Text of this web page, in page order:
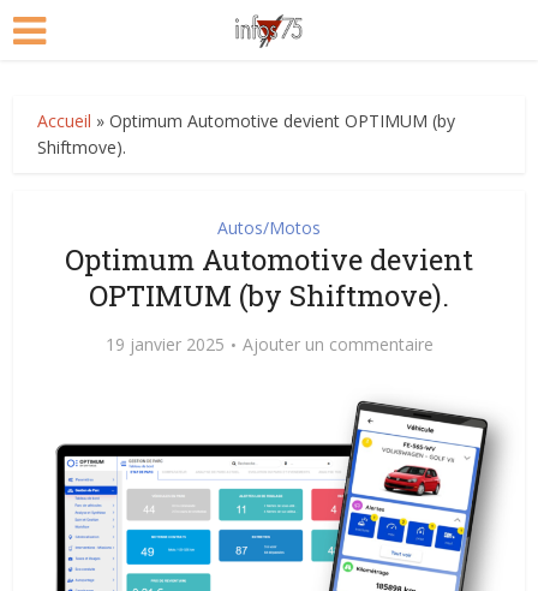
Accueil »Optimum Automotive devient OPTIMUM (by
Shiftmove).
Autos/Motos
Optimum Automotive devient
OPTIMUM (by Shiftmove).
19 janvier 2025 Ajouter un commentaire